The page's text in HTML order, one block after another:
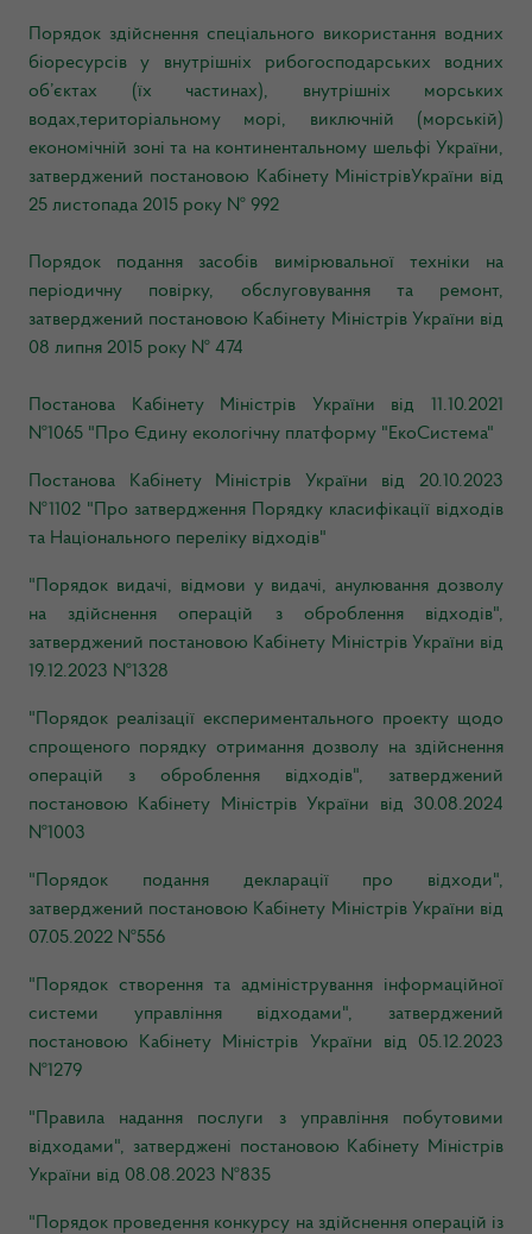
Порядок здійснення спеціального використання водних
біоресурсів у внутрішніх рибогосподарських водних
об’єктах (їх частинах), внутрішніх морських
водах,територіальному морі, виключній (морській)
економічній зоні та на континентальному шельфі України,
затверджений постановою Кабінету МіністрівУкраїни від
25 листопада 2015 року № 992
Порядок подання засобів вимірювальної техніки на
періодичну повірку, обслуговування та ремонт,
затверджений постановою Кабінету Міністрів України від
08 липня 2015 року № 474
Постанова Кабінету Міністрів України від 11.10.2021
№1065 "Про Єдину екологічну платформу "ЕкоСистема"
Постанова Кабінету Міністрів України від 20.10.2023
№1102 "Про затвердження Порядку класифікації відходів
та Національного переліку відходів"
"Порядок видачі, відмови у видачі, анулювання дозволу
на здійснення операцій з оброблення відходів",
затверджений постановою Кабінету Міністрів України від
19.12.2023 №1328
"Порядок реалізації експериментального проекту щодо
спрощеного порядку отримання дозволу на здійснення
операцій з оброблення відходів", затверджений
постановою Кабінету Міністрів України від 30.08.2024
№1003
"Порядок подання декларації про відходи",
затверджений постановою Кабінету Міністрів України від
07.05.2022 №556
"Порядок створення та адміністрування інформаційної
системи управління відходами", затверджений
постановою Кабінету Міністрів України від 05.12.2023
№1279
"Правила надання послуги з управління побутовими
відходами", затверджені постановою Кабінету Міністрів
України від 08.08.2023 №835
"Порядок проведення конкурсу на здійснення операцій із